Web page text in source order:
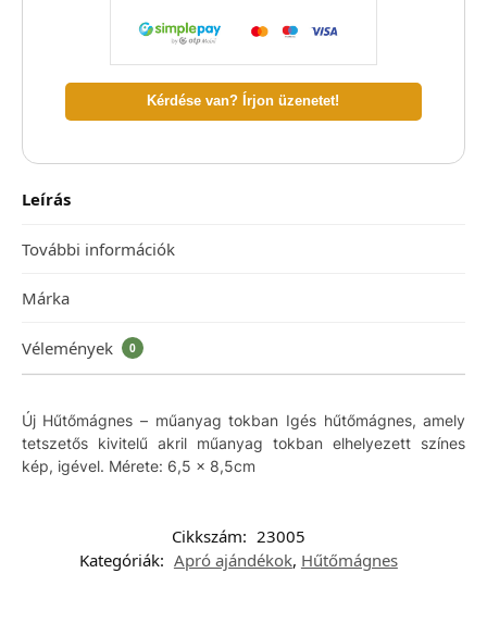
Kérdése van? Írjon üzenetet!
Leírás
További információk
Márka
Vélemények 0
Új Hűtőmágnes – műanyag tokban Igés hűtőmágnes, amely
tetszetős kivitelű akril műanyag tokban elhelyezett színes
kép, igével. Mérete: 6,5 x 8,5cm
Cikkszám: 23005
Kategóriák: Apró ajándékok, Hűtőmágnes